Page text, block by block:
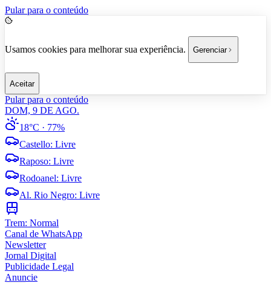
Pular para o conteúdo
Usamos cookies para melhorar sua experiência. Gerenciar
Aceitar
Pular para o conteúdo
DOM, 9 DE AGO.
18°C · 77%
Castello: Livre
Raposo: Livre
Rodoanel: Livre
Al. Rio Negro: Livre
Trem: Normal
Canal de WhatsApp
Newsletter
Jornal Digital
Publicidade Legal
Anuncie